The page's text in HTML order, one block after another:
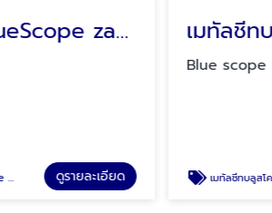
เมทัลชีท BlueScope zacs ราคา
ดูรายละเอียด
เมทัลชีท
Blue scope
เมทัลชีทบลูสโคป